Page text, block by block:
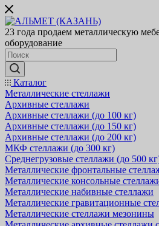
23 года продаем металлическую
оборудование
Каталог
Металлические стеллажи
Архивные стеллажи
Архивные стеллажи (до 100 кг)
Архивные стеллажи (до 150 кг)
Архивные стеллажи (до 200 кг)
МКФ стеллажи (до 300 кг)
Среднегрузовые стеллажи (до 500
Металлические фронтальные
Металлические консольные
Металлические набивные стеллажи
Металлические гравитационные
Металлические стеллажи мезонины